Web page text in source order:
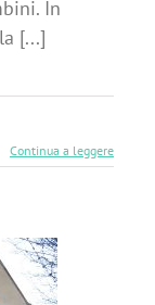
In
[...]
Continua a leggere